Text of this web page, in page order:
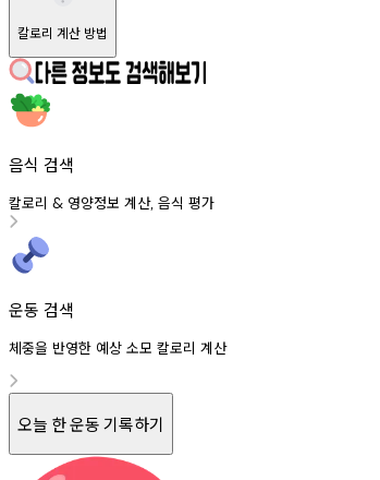
칼로리 계산 방법
음식 검색
칼로리 & 영양정보 계산, 음식 평가
운동 검색
체중을 반영한 예상 소모 칼로리 계산
오늘 한 운동 기록하기